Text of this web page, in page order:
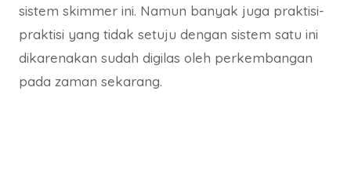
sistem skimmer ini. Namun banyak juga praktisi-
praktisi yang tidak setuju dengan sistem satu ini
dikarenakan sudah digilas oleh perkembangan
pada zaman sekarang.